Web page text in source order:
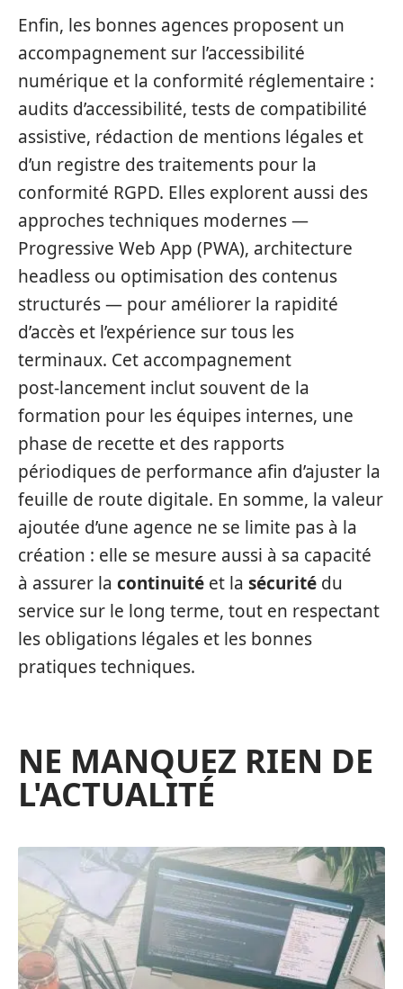
Enfin, les bonnes agences proposent un
accompagnement sur l’accessibilité
numérique et la conformité réglementaire :
audits d’accessibilité, tests de compatibilité
assistive, rédaction de mentions légales et
d’un registre des traitements pour la
conformité RGPD. Elles explorent aussi des
approches techniques modernes —
Progressive Web App (PWA), architecture
headless ou optimisation des contenus
structurés — pour améliorer la rapidité
d’accès et l’expérience sur tous les
terminaux. Cet accompagnement
post‑lancement inclut souvent de la
formation pour les équipes internes, une
phase de recette et des rapports
périodiques de performance afin d’ajuster la
feuille de route digitale. En somme, la valeur
ajoutée d’une agence ne se limite pas à la
création : elle se mesure aussi à sa capacité
à assurer la continuité et la sécurité du
service sur le long terme, tout en respectant
les obligations légales et les bonnes
pratiques techniques.
NE MANQUEZ RIEN DE
L'ACTUALITÉ